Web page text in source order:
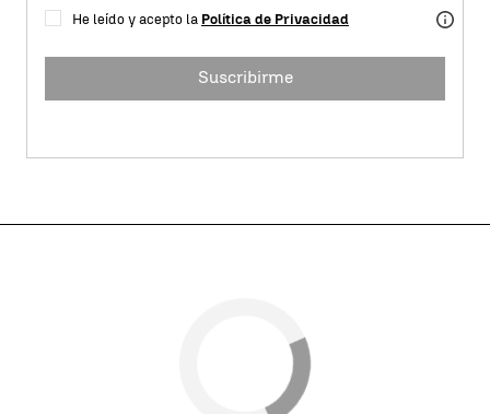
He leído y acepto la Política de Privacidad
Suscribirme